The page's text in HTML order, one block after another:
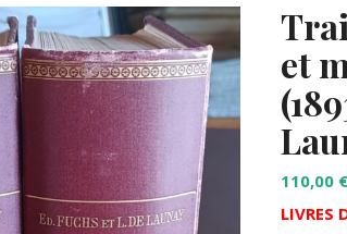
et
110,00 €
LIVRES